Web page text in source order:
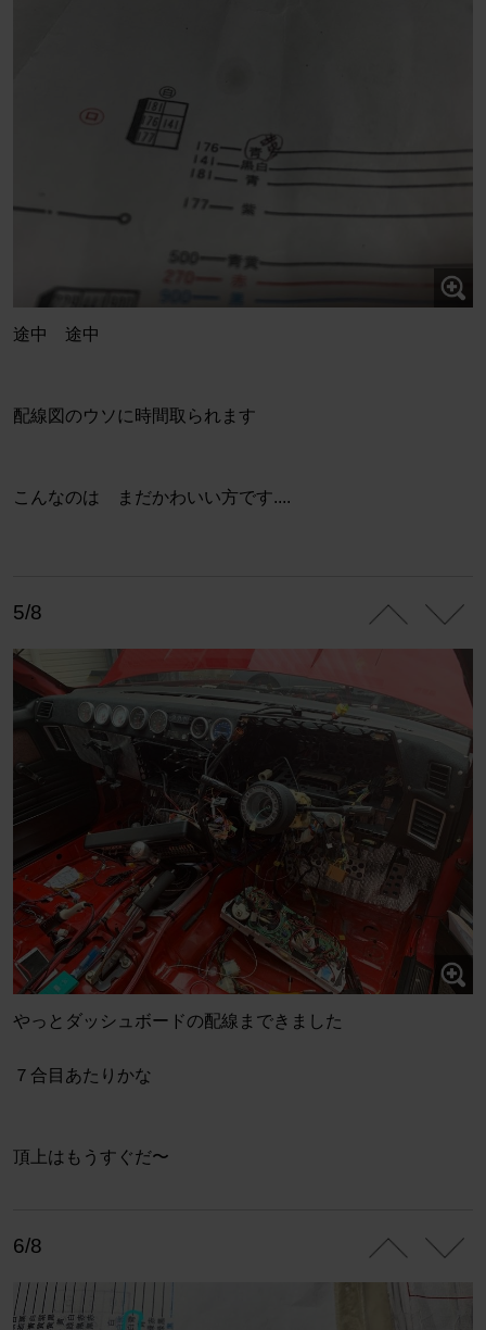
途中 途中
配線図のウソに時間取られます
こんなのは まだかわいい方です....
5/8
やっとダッシュボードの配線まできました
７合目あたりかな
頂上はもうすぐだ〜
6/8